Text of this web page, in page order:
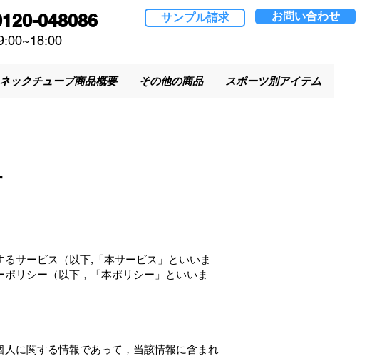
048086 サンプル請求 お問い合わせ
ネックチューブ商品概要 その他の商品 スポーツ別アイテム
サービス（以下,「本サービス」といいま
リシー（以下，「本ポリシー」といいま
人に関する情報であって，当該情報に含まれ